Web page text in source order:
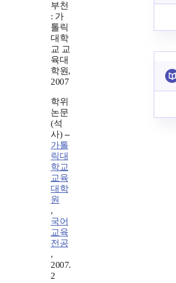
부천
: 가
톨릭
대학
교 교
육대
학원,
2007
학위
논문
(석
사) --
가톨
릭대
학교
교육
대학
원
,
국어
교육
전공
,
2007.
2